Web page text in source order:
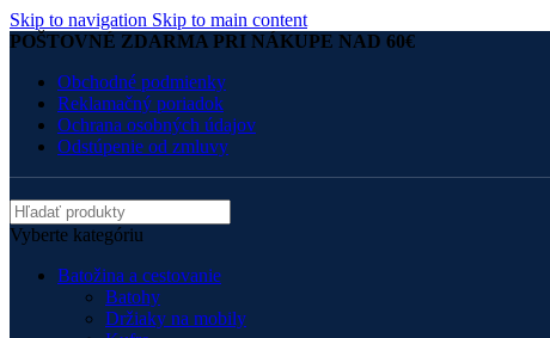
Skip to navigation Skip to main content
POŠTOVNÉ ZDARMA PRI NÁKUPE NAD 60€
Obchodné podmienky
Reklamačný poriadok
Ochrana osobných údajov
Odstúpenie od zmluvy
Vyberte kategóriu
Batožina a cestovanie
Batohy
Držiaky na mobily